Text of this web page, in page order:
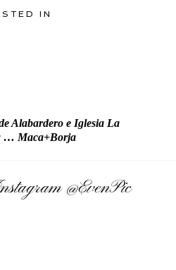
IN
Alabardero e Iglesia La
… Maca+Borja
@EvenPic